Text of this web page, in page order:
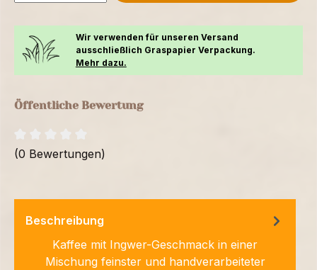
Wir verwenden für unseren Versand
ausschließlich Graspapier Verpackung.
Mehr dazu.
Öffentliche Bewertung
(0 Bewertungen)
Beschreibung
Kaffee mit Ingwer-Geschmack in einer
Mischung feinster und handverarbeiteter